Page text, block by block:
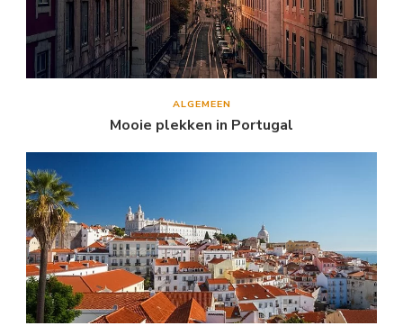
ALGEMEEN
Mooie plekken in Portugal